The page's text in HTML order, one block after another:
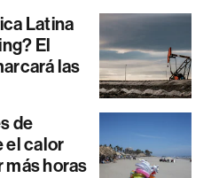
Latina
El
las
de
el calor
horas